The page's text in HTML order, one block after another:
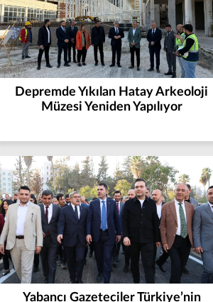
Depremde Yıkılan Hatay Arkeoloji
Müzesi Yeniden Yapılıyor
Yabancı Gazeteciler Türkiye’nin